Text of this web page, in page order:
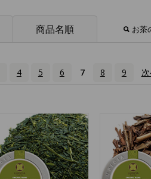
商品名順 お茶
4 5 6 7 8 9